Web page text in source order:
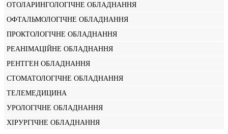
ОТОЛАРИНГОЛОГІЧНЕ ОБЛАДНАННЯ
ОФТАЛЬМОЛОГІЧНЕ ОБЛАДНАННЯ
ПРОКТОЛОГІЧНЕ ОБЛАДНАННЯ
РЕАНІМАЦІЙНЕ ОБЛАДНАННЯ
РЕНТГЕН ОБЛАДНАННЯ
СТОМАТОЛОГІЧНЕ ОБЛАДНАННЯ
ТЕЛЕМЕДИЦИНА
УРОЛОГІЧНЕ ОБЛАДНАННЯ
ХІРУРГІЧНЕ ОБЛАДНАННЯ